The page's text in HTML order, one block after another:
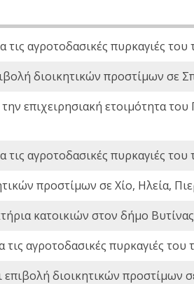
τις αγροτοδασικές πυρκαγιές
διοικητικών προστίμων σε
επιχειρησιακή ετοιμότητα
τις αγροτοδασικές πυρκαγιές
προστίμων σε Χίο, Ηλεία,
κατοικιών στον δήμο Βυτίνας
τις αγροτοδασικές πυρκαγιές
επιβολή διοικητικών προστίμων